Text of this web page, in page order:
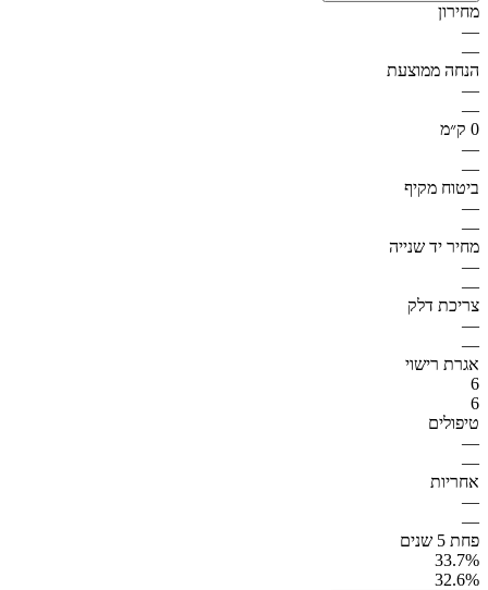
מחירון
—
—
הנחה ממוצעת
—
—
0 ק״מ
—
—
ביטוח מקיף
—
—
מחיר יד שנייה
—
—
צריכת דלק
—
—
אגרת רישוי
6
6
טיפולים
—
—
אחריות
—
—
פחת 5 שנים
33.7%
32.6%